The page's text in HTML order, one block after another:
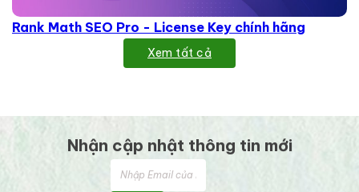
Rank Math SEO Pro - License Key chính hãng
Xem tất cả
Nhận cập nhật thông tin mới